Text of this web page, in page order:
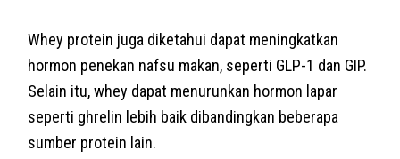
Whey protein juga diketahui dapat meningkatkan
hormon penekan nafsu makan, seperti GLP-1 dan GIP.
Selain itu, whey dapat menurunkan hormon lapar
seperti ghrelin lebih baik dibandingkan beberapa
sumber protein lain.